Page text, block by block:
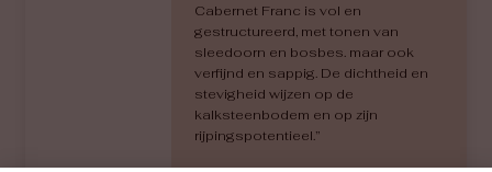
Cabernet Franc is vol en
gestructureerd, met tonen van
sleedoorn en bosbes. maar ook
verfijnd en sappig. De dichtheid en
stevigheid wijzen op de
kalksteenbodem en op zijn
rijpingspotentieel.”